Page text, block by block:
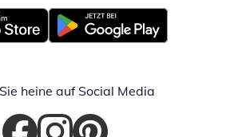
Fenster
Öffnet in neuem Fenster
heine auf Social Media